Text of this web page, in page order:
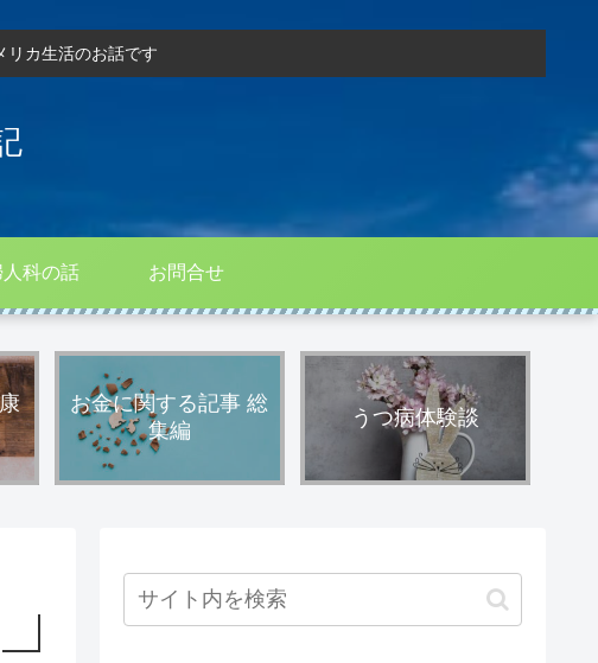
カ生活のお話です
人科の話 お問合せ
お金に関する記事 総
集編
うつ病体験談